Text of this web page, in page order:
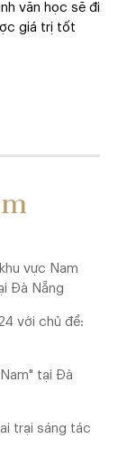
văn học sẽ đi
giá trị tốt
vực Nam
Đà Nẵng
với chủ đề:
tại Đà
trại sáng tác